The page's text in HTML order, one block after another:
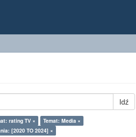
Idź
rating TV ×
Temat: Media ×
[2020 TO 2024] ×